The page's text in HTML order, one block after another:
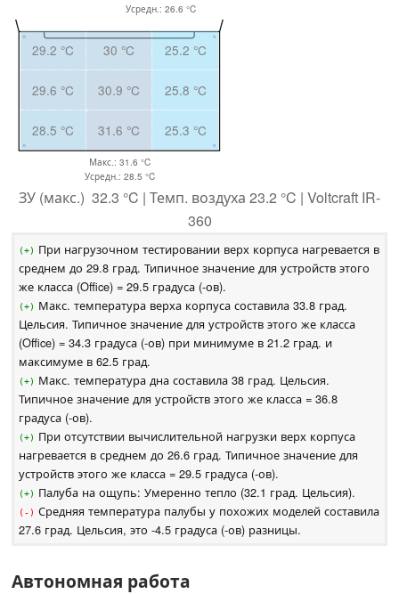
Усредн.: 26.6 °C
29.2 °C 30 °C 25.2 °C
29.6 °C 30.9 °C 25.8 °C
28.5 °C 31.6 °C 25.3 °C
Макс.: 31.6 °C
Усредн.: 28.5 °C
ЗУ (макс.) 32.3 °C | Темп. воздуха 23.2 °C | Voltcraft IR-
360
(+) При нагрузочном тестировании верх корпуса нагревается в
среднем до 29.8 град. Типичное значение для устройств этого
же класса (Office) = 29.5 градуса (-ов).
(+) Макс. температура верха корпуса составила 33.8 град.
Цельсия. Типичное значение для устройств этого же класса
(Office) = 34.3 градуса (-ов) при минимуме в 21.2 град. и
максимуме в 62.5 град.
(+) Макс. температура дна составила 38 град. Цельсия.
Типичное значение для устройств этого же класса = 36.8
градуса (-ов).
(+) При отсутствии вычислительной нагрузки верх корпуса
нагревается в среднем до 26.6 град. Типичное значение для
устройств этого же класса = 29.5 градуса (-ов).
(+) Палуба на ощупь: Умеренно тепло (32.1 град. Цельсия).
(-) Средняя температура палубы у похожих моделей составила
27.6 град. Цельсия, это -4.5 градуса (-ов) разницы.
Автономная работа